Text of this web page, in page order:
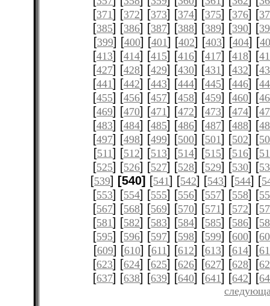
[371] [372] [373] [374] [375] [376] [
[385] [386] [387] [388] [389] [390] [
[399] [400] [401] [402] [403] [404] [
[413] [414] [415] [416] [417] [418] [
[427] [428] [429] [430] [431] [432] [
[441] [442] [443] [444] [445] [446] [
[455] [456] [457] [458] [459] [460] [
[469] [470] [471] [472] [473] [474] [
[483] [484] [485] [486] [487] [488] [
[497] [498] [499] [500] [501] [502] [
[511] [512] [513] [514] [515] [516] [
[525] [526] [527] [528] [529] [530] [
[539] [540] [541] [542] [543] [544] [
[553] [554] [555] [556] [557] [558] [
[567] [568] [569] [570] [571] [572] [
[581] [582] [583] [584] [585] [586] [
[595] [596] [597] [598] [599] [600] [
[609] [610] [611] [612] [613] [614] [
[623] [624] [625] [626] [627] [628] [
[637] [638] [639] [640] [641] [642] [